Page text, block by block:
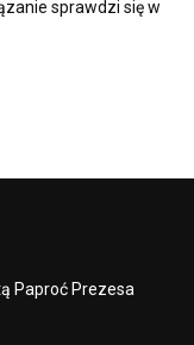
sprawdzi się w
Paproć Prezesa